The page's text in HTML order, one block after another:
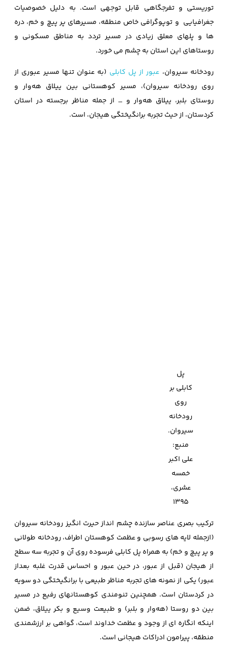
توریستی و تفرجگاهی قابل توجهی است. به دلیل خصوصیات
جغرافیایی و توپوگرافی خاص منطقه، مسیرهای پر پیچ و خم، دره‌
ها و پلهای معلق زیادی در مسیر تردد به مناطق مسکونی و
روستاهای این استان به چشم می خورد.
رودخانه سیروان، عبور از پل کابلی (به عنوان تنها مسیر عبوری از
روی رودخانه سیروان)، مسیر کوهستانی بین ییلاق هه‌وار و
روستای بلبر، ییلاق هه‌وار و … از جمله مناظر برجسته در استان
کردستان، از حیث تجربه برانگیختگی‌ هیجان، است.
پل
کابلی بر
روی
رودخانه
سیروان.
منبع:
علی اکبر
خمسه
عشری،
1395
ترکیب بصری عناصر سازنده‌ چشم انداز حیرت انگیز رودخانه سیروان
(ازجمله لایه‌ های رسوبی و عظمت کوهستان اطراف، رودخانه طولانی
و پر پیچ و خم) به همراه پل کابلی فرسوده روی آن و تجربه سه سطح
از هیجان (قبل از عبور، در حین عبور و احساس قدرت غلبه بعداز
عبور) یکی از نمونه‌ های تجربه مناظر طبیعی با برانگیختگی دو سویه
در کردستان است. همچنین تنومندی کوهستانهای رفیع در مسیر
بین دو روستا (هه‌وار و بلبر) و طبیعت وسیع و بکر ییلاق، ضمن
اینکه انگاره‌ ای از وجود و عظمت خداوند است، گواهی بر ارزشمندی
منطقه، پیرامون ادراکات هیجانی است.